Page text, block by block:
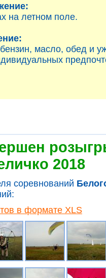
на летном поле.
масло, обед и
2018
соревнований
в формате XLS